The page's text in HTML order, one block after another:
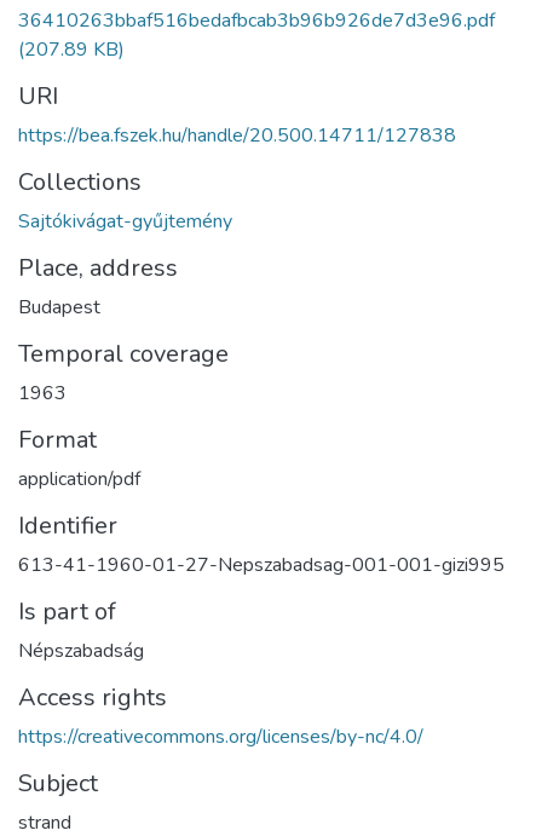
36410263bbaf516bedafbcab3b96b926de7d3e96.pdf
(207.89 KB)
URI
https://bea.fszek.hu/handle/20.500.14711/127838
Collections
Sajtókivágat-gyűjtemény
Place, address
Budapest
Temporal coverage
1963
Format
application/pdf
Identifier
613-41-1960-01-27-Nepszabadsag-001-001-gizi995
Is part of
Népszabadság
Access rights
https://creativecommons.org/licenses/by-nc/4.0/
Subject
strand